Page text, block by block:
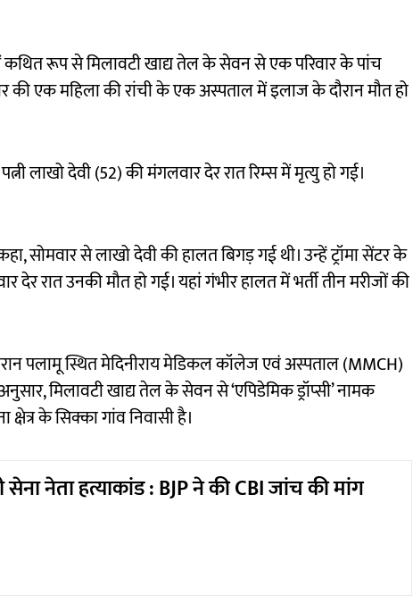
रूप से मिलावटी खाद्य तेल के सेवन से एक परिवार के पांच
की एक महिला की रांची के एक अस्पताल में इलाज के दौरान मौत हो
लाखो देवी (52) की मंगलवार देर रात रिम्स में मृत्यु हो गई।
सोमवार से लाखो देवी की हालत बिगड़ गई थी। उन्हें ट्रॉमा सेंटर के
रात उनकी मौत हो गई। यहां गंभीर हालत में भर्ती तीन मरीजों की
पलामू स्थित मेदिनीराय मेडिकल कॉलेज एवं अस्पताल (MMCH)
मिलावटी खाद्य तेल के सेवन से ‘एपिडेमिक ड्रॉप्सी’ नामक
क्षेत्र के सिक्का गांव निवासी है।
नेता हत्याकांड : BJP ने की CBI जांच की मांग